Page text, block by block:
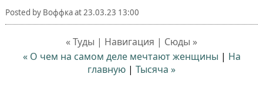
Posted by Воффкаat23.03.23 13:00
« Туды | Навигация | Сюды »
« О чем на самом деле мечтают женщины | На
главную | Тысяча »